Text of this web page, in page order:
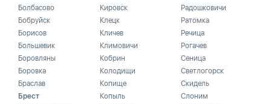
Болбасово
Бобруйск
Борисов
Большевик
Боровляны
Боровка
Браслав
Брест
Кировск
Клецк
Кличев
Климовичи
Кобрин
Колодищи
Копище
Копыль
Радошковичи
Ратомка
Речица
Рогачев
Сеница
Светлогорск
Скидель
Слоним